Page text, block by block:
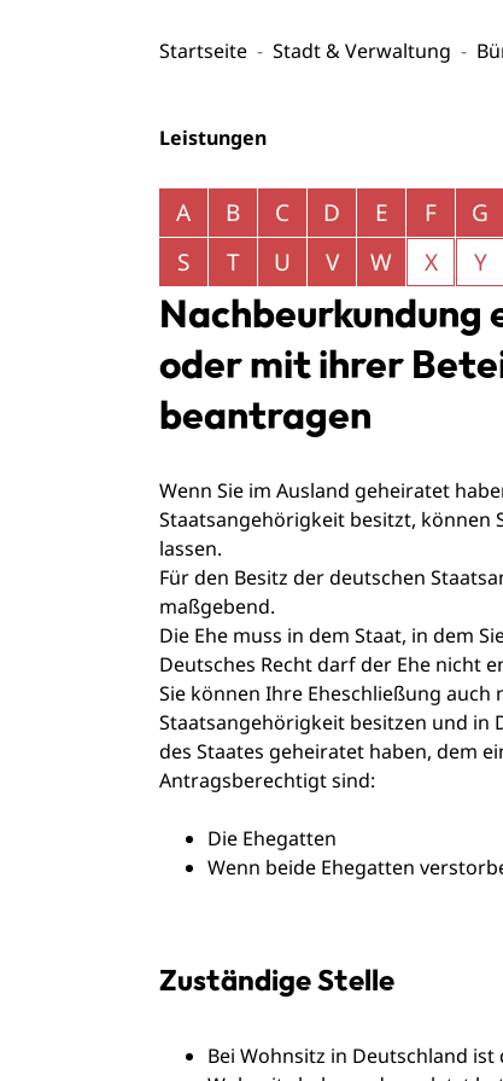
Startseite Stadt & Verwaltung
Leistungen
Alphabetisches Register überspringen
A B C D E F G
S
T U V W X Y
Nachbeurkundung
oder mit ihrer
beantragen
Wenn Sie im Ausland geheiratet
Staatsangehörigkeit besitzt, können
lassen.
Für den Besitz der deutschen
maßgebend.
Die Ehe muss in dem Staat, in dem
Deutsches Recht darf der Ehe nicht
Sie können Ihre Eheschließung
Staatsangehörigkeit besitzen und in
des Staates geheiratet haben, dem
Antragsberechtigt sind:
Die Ehegatten
Wenn beide Ehegatten
Zuständige Stelle
Bei Wohnsitz in Deutschland